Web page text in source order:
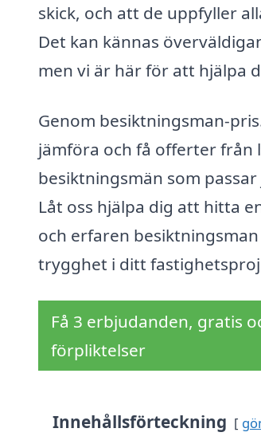
skick, och att de uppfyller
Det kan kännas
men vi är här för att hjälpa
Genom besiktningsman-
jämföra och få offerter från
besiktningsmän som
Låt oss hjälpa dig att hitta
och erfaren
trygghet i ditt
Få 3 erbjudanden, gratis
förpliktelser
Innehållsförteckning